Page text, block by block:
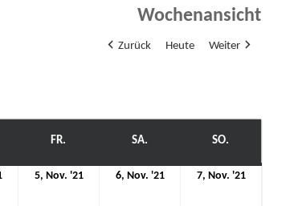
Wochenansicht
Zurück Heute Weiter
FR. SA. SO.
4.
5, Nov. '215.
6, Nov. '216.
7, Nov. '217.